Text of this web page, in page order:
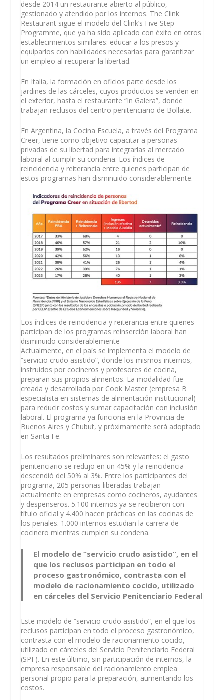
desde 2014 un restaurante abierto al público,
gestionado y atendido por los internos. The Clink
Restaurant sigue el modelo del Clink’s Five Step
Programme, que ya ha sido aplicado con éxito en otros
establecimientos similares: educar a los presos y
equiparlos con habilidades necesarias para garantizar
un empleo al recuperar la libertad.
En Italia, la formación en oficios parte desde los
jardines de las cárceles, cuyos productos se venden en
el exterior, hasta el restaurante “In Galera”, donde
trabajan reclusos del centro penitenciario de Bollate.
EnArgentina, la Cocina Escuela, a través del Programa
Creer, tiene como objetivo capacitar a personas
privadas de su libertad para integrarlas al mercado
laboral al cumplir su condena. Los índices de
reincidencia y reiterancia entre quienes participan de
estos programas han disminuido considerablemente.
Los índices de reincidencia y reiterancia entre quienes
participan de los programas reinserción laboral han
disminuido considerablemente
Actualmente, en el país se implementa el modelo de
“servicio crudo asistido”, donde los mismos internos,
instruidos por cocineros y profesores de cocina,
preparan sus propios alimentos. La modalidad fue
creada y desarrollada por Cook Master (empresa B
especialista en sistemas de alimentación institucional)
para reducir costos y sumar capacitación con inclusión
laboral. El programa ya funciona en la Provincia de
Buenos Aires y Chubut, y próximamente será adoptado
en Santa Fe.
Los resultados preliminares son relevantes: el gasto
penitenciario se redujo en un 45% y la reincidencia
descendió del 50% al 3%. Entre los participantes del
programa, 205 personas liberadas trabajan
actualmente en empresas como cocineros, ayudantes
y despenseros. 5.100 internos ya se recibieron con
título oficial y 4.400 hacen prácticas en las cocinas de
los penales. 1.000 internos estudian la carrera de
cocinero mientras cumplen su condena.
El modelo de “servicio crudo asistido”, en el
que los reclusos participan en todo el
proceso gastronómico, contrasta con el
modelo de racionamiento cocido, utilizado
en cárceles del Servicio Penitenciario Federal
Este modelo de “servicio crudo asistido”, en el que los
reclusos participan en todo el proceso gastronómico,
contrasta con el modelo de racionamiento cocido,
utilizado en cárceles del Servicio Penitenciario Federal
(SPF). En este último, sin participación de internos, la
empresa responsable del racionamiento emplea
personal propio para la preparación, aumentando los
costos.